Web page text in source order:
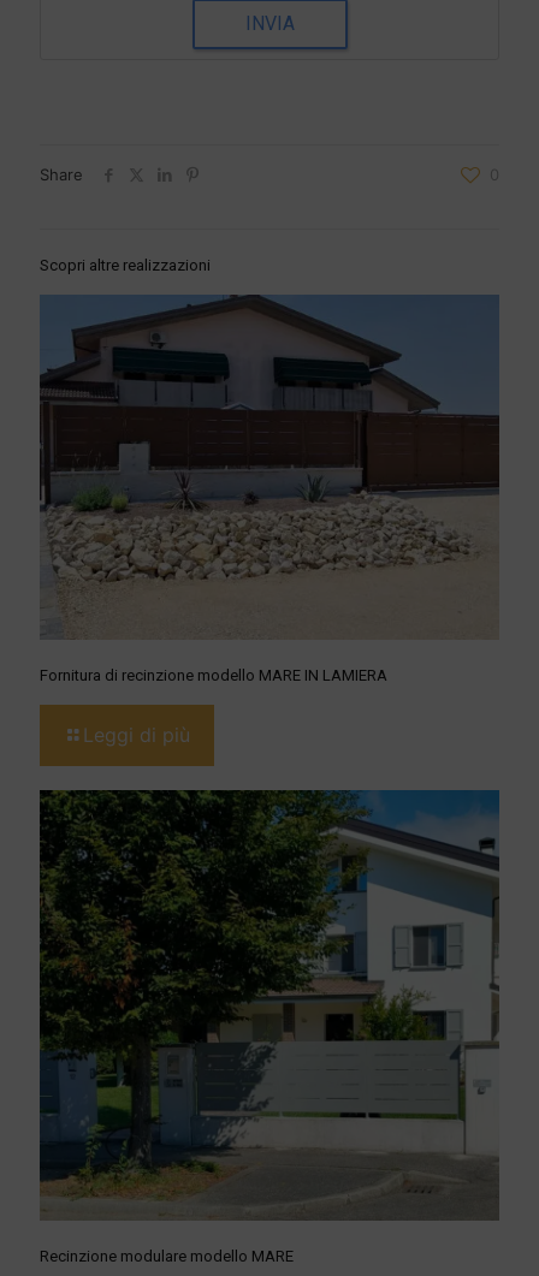
INVIA
Share 0
Scopri altre realizzazioni
Fornitura di recinzione modello MARE IN LAMIERA
Leggi di più
Recinzione modulare modello MARE